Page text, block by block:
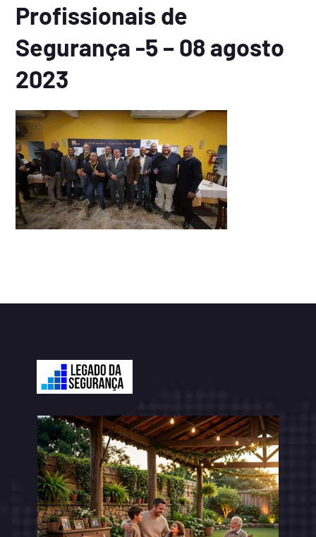
Profissionais de
Segurança -5 – 08 agosto
2023